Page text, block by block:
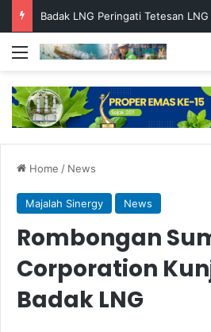
Menu
Home / News
Majalah Sinergy News
Rombongan
Corporation
Badak LNG